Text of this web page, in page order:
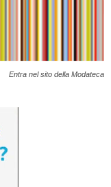
Entra nel sito della Modateca